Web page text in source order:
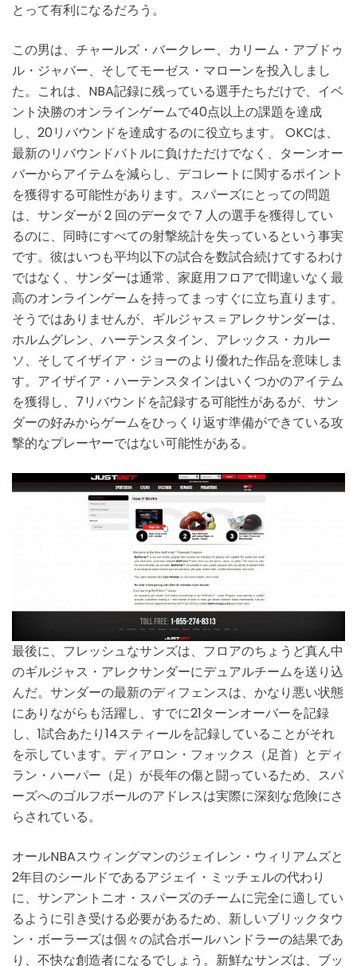
とって有利になるだろう。
この男は、チャールズ・バークレー、カリーム・アブドゥ
ル・ジャバー、そしてモーゼス・マローンを投入しまし
た。これは、NBA記録に残っている選手たちだけで、イベ
ント決勝のオンラインゲームで40点以上の課題を達成
し、20リバウンドを達成するのに役立ちます。 OKCは、
最新のリバウンドバトルに負けただけでなく、ターンオー
バーからアイテムを減らし、デコレートに関するポイント
を獲得する可能性があります。スパーズにとっての問題
は、サンダーが 2 回のデータで 7 人の選手を獲得してい
るのに、同時にすべての射撃統計を失っているという事実
です。彼はいつも平均以下の試合を数試合続けてするわけ
ではなく、サンダーは通常、家庭用フロアで間違いなく最
高のオンラインゲームを持ってまっすぐに立ち直ります。
そうではありませんが、ギルジャス＝アレクサンダーは、
ホルムグレン、ハーテンスタイン、アレックス・カルー
ソ、そしてイザイア・ジョーのより優れた作品を意味しま
す。アイザイア・ハーテンスタインはいくつかのアイテム
を獲得し、7リバウンドを記録する可能性があるが、サン
ダーの好みからゲームをひっくり返す準備ができている攻
撃的なプレーヤーではない可能性がある。
最後に、フレッシュなサンズは、フロアのちょうど真ん中
のギルジャス・アレクサンダーにデュアルチームを送り込
んだ。サンダーの最新のディフェンスは、かなり悪い状態
にありながらも活躍し、すでに21ターンオーバーを記録
し、1試合あたり14スティールを記録していることがそれ
を示しています。ディアロン・フォックス（足首）とディ
ラン・ハーパー（足）が長年の傷と闘っているため、スパ
ーズへのゴルフボールのアドレスは実際に深刻な危険にさ
らされている。
オールNBAスウィングマンのジェイレン・ウィリアムズと
2年目のシールドであるアジェイ・ミッチェルの代わり
に、サンアントニオ・スパーズのチームに完全に適してい
るように引き受ける必要があるため、新しいブリックタウ
ン・ボーラーズは個々の試合ボールハンドラーの結果であ
り、不快な創造者になるでしょう。新鮮なサンズは、ブッ